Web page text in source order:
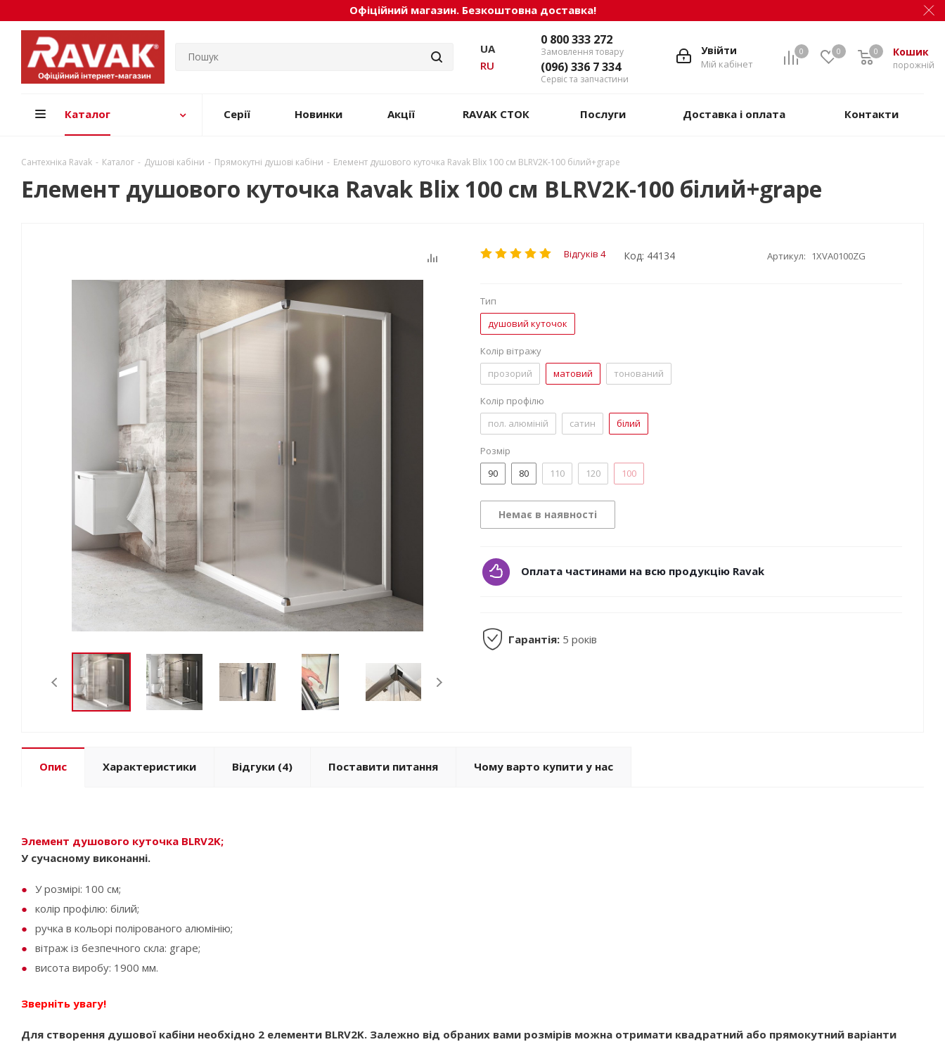
Офіційний магазин. Безкоштовна доставка!
0 0 Кошик
порожній
0
Увійти
Мій кабінет
0 800 333 272
Замовлення товару
(096) 336 7 334
Сервіс та запчастини
UA
RU
Каталог Серії Новинки Акції RAVAK СТОК Послуги Доставка і оплата Контакти
Сантехніка Ravak - Каталог - Душові кабіни - Прямокутні душові кабіни - Елемент душового куточка Ravak Blix 100 см BLRV2K-100 білий+grape
Елемент душового куточка Ravak Blix 100 см BLRV2K-100 білий+grape
Відгуків 4 Код: 44134 Артикул: 1XVA0100ZG
Тип
душовий куточок
Колір вітражу
прозорий
матовий тонований
Колір профілю
пол. алюміній
сатин білий
Розмір
90
80 110 120 100
Немає в наявності
Оплата частинами на всю продукцію Ravak
Гарантія: 5 років
Опис Характеристики Відгуки (4) Поставити питання Чому варто купити у нас
Элемент душового куточка BLRV2K;
У сучасному виконанні.
У розмірі: 100 см;
колір профілю: білий;
ручка в кольорі полірованого алюмінію;
вітраж із безпечного скла: grape;
висота виробу: 1900 мм.
Зверніть увагу!
Для створення душової кабіни необхідно 2 елементи BLRV2K. Залежно від обраних вами розмірів можна отримати квадратний або прямокутний варіанти